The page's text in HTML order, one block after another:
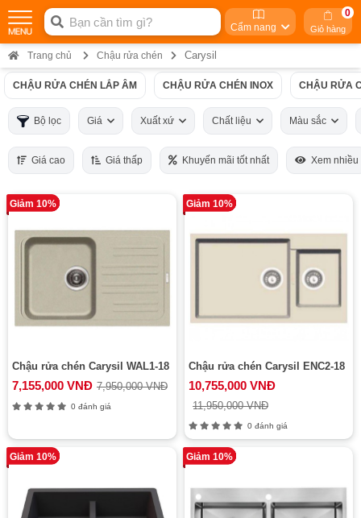
Cẩm nang Giỏ hàng
0
Trang chủ Chậu rửa chén Carysil
CHẬU RỬA CHÉN LẮP ÂM CHẬU RỬA CHÉN INOX CHẬU RỬA
Bộ lọc Giá Xuất xứ Chất liệu Màu sắc
Giá cao Giá thấp Khuyến mãi tốt nhất Xem nhiều
Giảm 10%
Chậu rửa chén Carysil WAL1-18
7,155,000 VNĐ 7,950,000 VNĐ
0 đánh giá
Giảm 10%
Chậu rửa chén Carysil ENC2-18
10,755,000 VNĐ
11,950,000 VNĐ
0 đánh giá
Giảm 10% Giảm 10%